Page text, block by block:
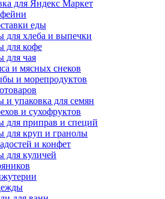
для Яндекс Маркет
еды
для хлеба и выпечки
для кофе
для чая
и мясных снеков
и морепродуктов
и упаковка для семян
и сухофруктов
для приправ и специй
для круп и гранолы
и конфет
для куличей